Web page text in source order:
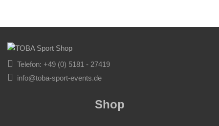
Telefon: +49 (0) 5181 - 27419
info@toba-sport-events.de
Shop